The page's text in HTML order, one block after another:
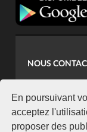
En poursuivant
acceptez
proposer des
NOUS
+225 07